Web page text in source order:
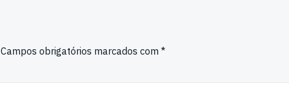
Campos obrigatórios marcados com *